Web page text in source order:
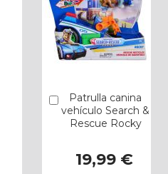
Patrulla canina
vehículo Search &
Rescue Rocky
19,99 €
Añadir